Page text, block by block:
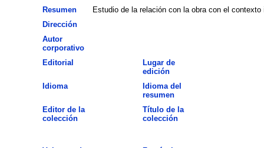
Resumen
Estudio de la relación con la obra con el
Dirección
Autor
corporativo
Editorial
Lugar de
edición
Idioma
Idioma del
resumen
Editor de la
colección
Título de la
colección